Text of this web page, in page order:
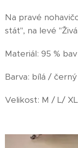
Na pravé
stát", na levé
Materiál: 95 %
Barva: bílá /
Velikost: M / L/ XL